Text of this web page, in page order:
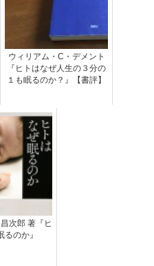
ウィリアム・C・デメント
『ヒトはなぜ人生の３分の
１も眠るのか？』【書評】
次郎 著『ヒ
るのか』